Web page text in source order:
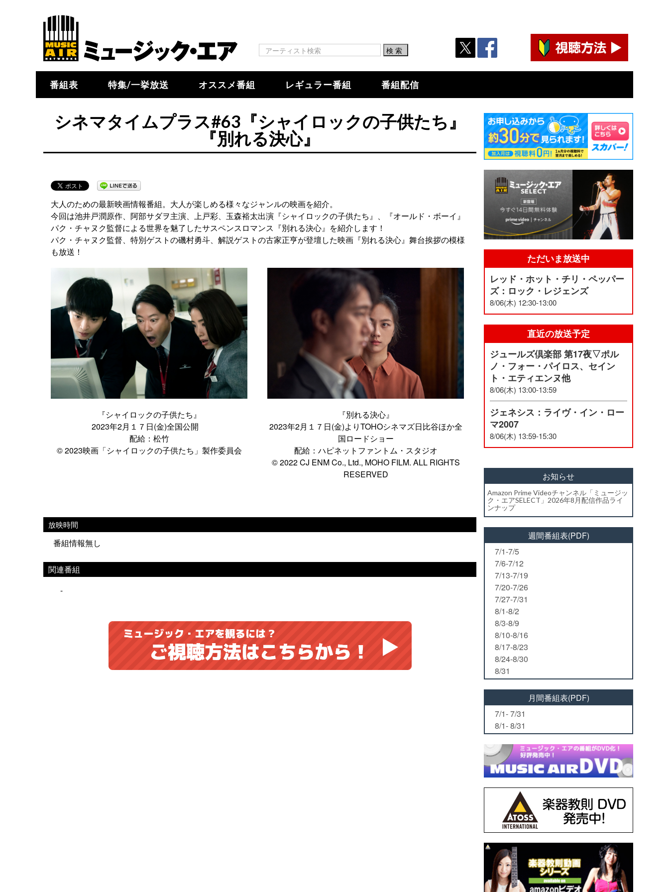
番組表 特集/一挙放送 オススメ番組 レギュラー番組 番組配信
シネマタイムプラス#63『シャイロックの子供たち』
『別れる決心』
大人のための最新映画情報番組。大人が楽しめる様々なジャンルの映画を紹介。
今回は池井戸潤原作、阿部サダヲ主演、上戸彩、玉森裕太出演『シャイロックの子供たち』、『オールド・ボーイ』
パク・チャヌク監督による世界を魅了したサスペンスロマンス『別れる決心』を紹介します！
パク・チャヌク監督、特別ゲストの磯村勇斗、解説ゲストの古家正亨が登壇した映画『別れる決心』舞台挨拶の模様
も放送！
『シャイロックの子供たち』
2023年2月１７日(金)全国公開
配給：松竹
© 2023映画「シャイロックの子供たち」製作委員会
『別れる決心』
2023年2月１７日(金)よりTOHOシネマズ日比谷ほか全
国ロードショー
配給：ハピネットファントム・スタジオ
© 2022 CJ ENM Co., Ltd., MOHO FILM. ALL RIGHTS
RESERVED
放映時間
番組情報無し
関連番組
-
ただいま放送中
レッド・ホット・チリ・ペッパー
ズ：ロック・レジェンズ
8/06(木) 12:30-13:00
直近の放送予定
ジュールズ倶楽部 第17夜▽ポル
ノ・フォー・パイロス、セイン
ト・エティエンヌ他
8/06(木) 13:00-13:59
ジェネシス：ライヴ・イン・ロー
マ2007
8/06(木) 13:59-15:30
お知らせ
Amazon Prime Videoチャンネル「ミュージッ
ク・エアSELECT」2026年8月配信作品ライ
ンナップ
週間番組表(PDF)
7/1-7/5
7/6-7/12
7/13-7/19
7/20-7/26
7/27-7/31
8/1-8/2
8/3-8/9
8/10-8/16
8/17-8/23
8/24-8/30
8/31
月間番組表(PDF)
7/1- 7/31
8/1- 8/31